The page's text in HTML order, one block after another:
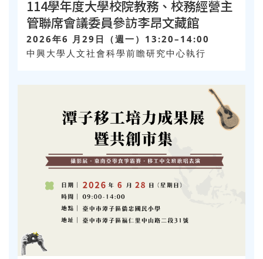
114學年度大學校院教務、校務經營主
管聯席會議委員參訪李昂文藏館
2026年6 月29日（週一）13:20–14:00
中興大學人文社會科學前瞻研究中心執行